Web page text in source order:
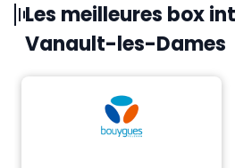
Les meilleures box
Vanault-les-Dames